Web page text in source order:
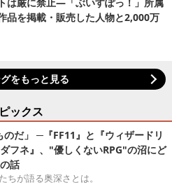
品を掲載・販売した人物と2,000万
をもっと見る
ックス
のだ」 ─『FF11』と『ウィザードリ
フネ』、"優しくないRPG"の沼にど
話
ちが語る奥深さとは。